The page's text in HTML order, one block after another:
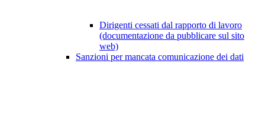
Dirigenti cessati dal rapporto di lavoro
(documentazione da pubblicare sul sito
web)
Sanzioni per mancata comunicazione dei dati